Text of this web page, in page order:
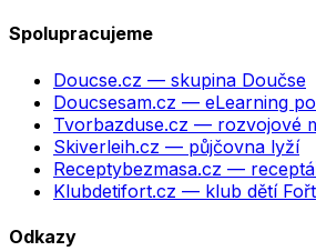
Spolupracujeme
Doucse.cz — skupina Doučse
Doucsesam.cz — eLearning
Tvorbazduse.cz — rozvojové
Skiverleih.cz — půjčovna lyží
Receptybezmasa.cz —
Klubdetifort.cz — klub dětí Fořt
Odkazy